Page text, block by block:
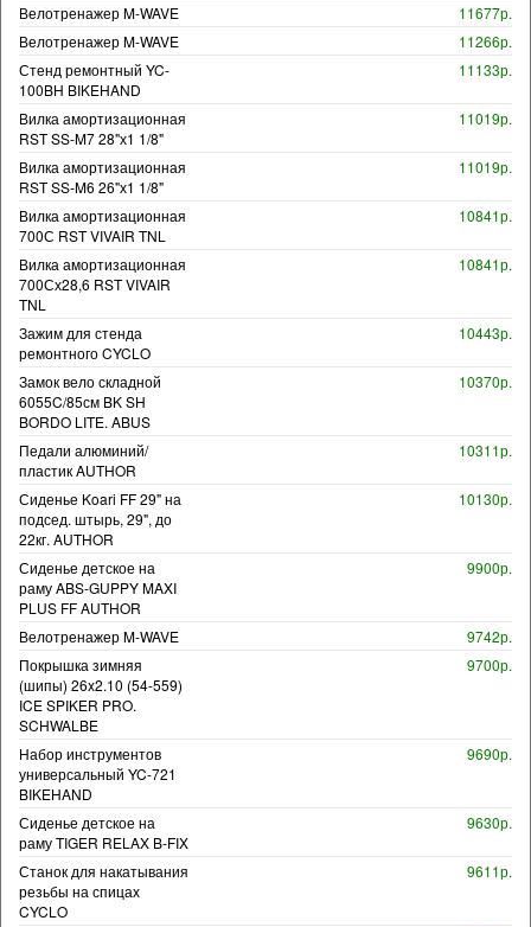
Велотренажер M-WAVE
11677р.
Велотренажер M-WAVE
11266р.
Стенд ремонтный YC-
100BH BIKEHAND
11133р.
Вилка амортизационная
RST SS-M7 28"х1 1/8"
11019р.
Вилка амортизационная
RST SS-M6 26"х1 1/8"
11019р.
Вилка амортизационная
700С RST VIVAIR TNL
10841р.
Вилка амортизационная
700Сх28,6 RST VIVAIR
TNL
10841р.
Зажим для стенда
ремонтного CYCLO
10443р.
Замок вело складной
6055C/85см BK SH
BORDO LITE. ABUS
10370р.
Педали алюминий/
пластик AUTHOR
10311р.
Сиденье Koari FF 29" на
подсед. штырь, 29", до
22кг. AUTHOR
10130р.
Сиденье детское на
раму ABS-GUPPY MAXI
PLUS FF AUTHOR
9900р.
Велотренажер M-WAVE
9742р.
Покрышка зимняя
(шипы) 26x2.10 (54-559)
ICE SPIKER PRO.
SCHWALBE
9700р.
Набор инструментов
универсальный YC-721
BIKEHAND
9690р.
Сиденье детское на
раму TIGER RELAX B-FIX
9630р.
Станок для накатывания
резьбы на спицах
CYCLO
9611р.